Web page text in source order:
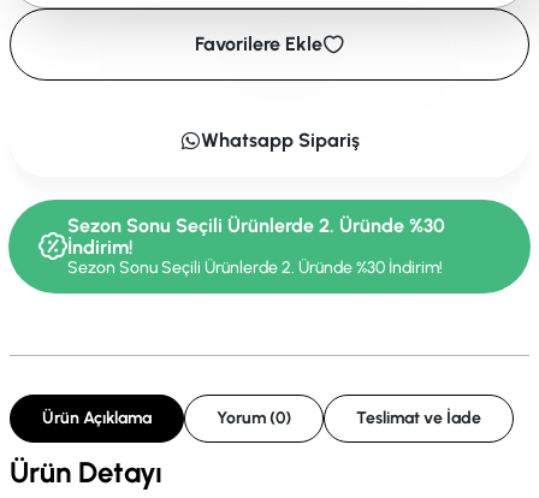
Favorilere Ekle
Whatsapp Sipariş
Sezon Sonu Seçili Ürünlerde 2. Üründe %30
İndirim!
Sezon Sonu Seçili Ürünlerde 2. Üründe %30 İndirim!
Ürün Açıklama Yorum (0) Teslimat ve İade
Ürün Detayı